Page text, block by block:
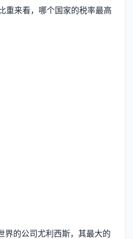
重来看，哪个国家的税率最高
界的公司尤利西斯，其最大的